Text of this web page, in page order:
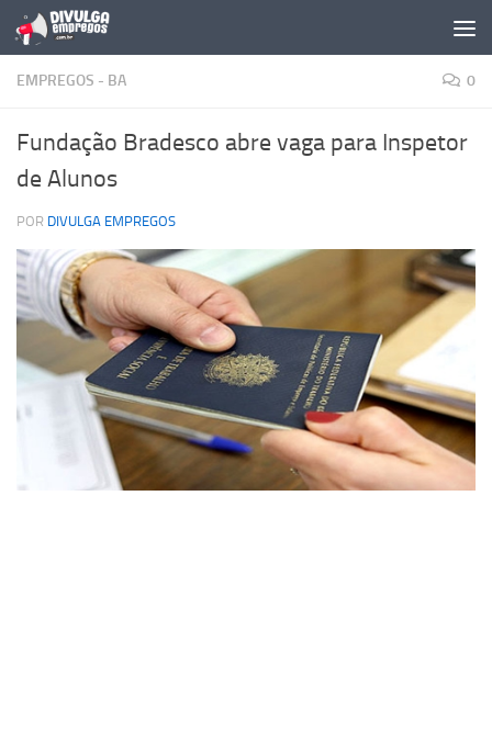
Skip to content
EMPREGOS - BA 0
Fundação Bradesco abre vaga para Inspetor
de Alunos
POR DIVULGA EMPREGOS